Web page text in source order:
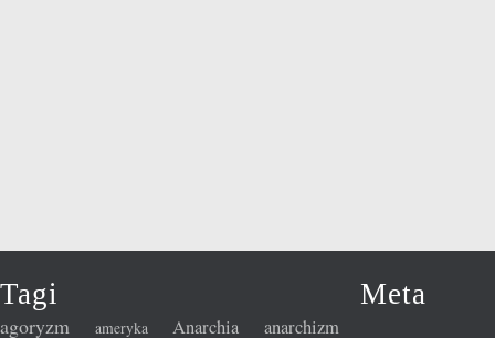
Tagi
agoryzm ameryka Anarchia anarchizm
Meta